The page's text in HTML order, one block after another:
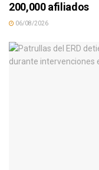
200,000 afiliados
06/08/2026